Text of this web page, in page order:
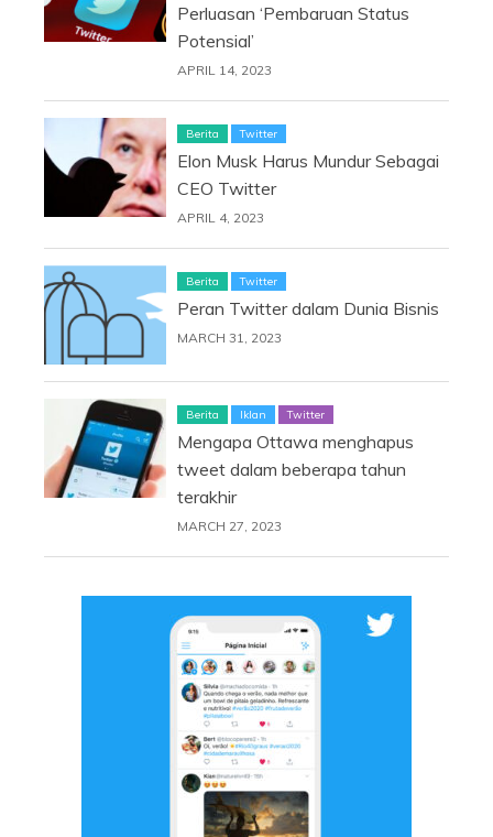
Perluasan ‘Pembaruan Status
Potensial’
APRIL 14, 2023
Berita Twitter
Elon Musk Harus Mundur Sebagai
CEO Twitter
APRIL 4, 2023
Berita Twitter
Peran Twitter dalam Dunia Bisnis
MARCH 31, 2023
Berita Iklan Twitter
Mengapa Ottawa menghapus
tweet dalam beberapa tahun
terakhir
MARCH 27, 2023